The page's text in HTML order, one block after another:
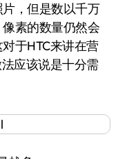
，但是数以千万
素的数量仍然会
于HTC来讲在营
应该说是十分需